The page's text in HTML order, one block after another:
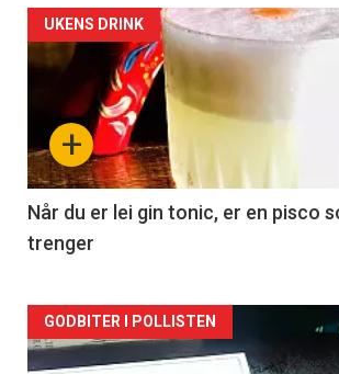
Forsiden
akkurat
nå
-
2
+
UKENS DRINK
Når du er lei gin tonic, er en pisco
trenger
Forsiden
GODBITER I POLLISTEN